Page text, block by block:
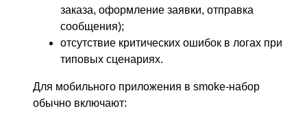
заказа, оформление заявки, отправка
сообщения);
отсутствие критических ошибок в логах при
типовых сценариях.
Для мобильного приложения в smoke-набор
обычно включают: